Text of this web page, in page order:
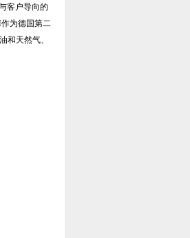
客户导向的
为德国第二
和天然气、